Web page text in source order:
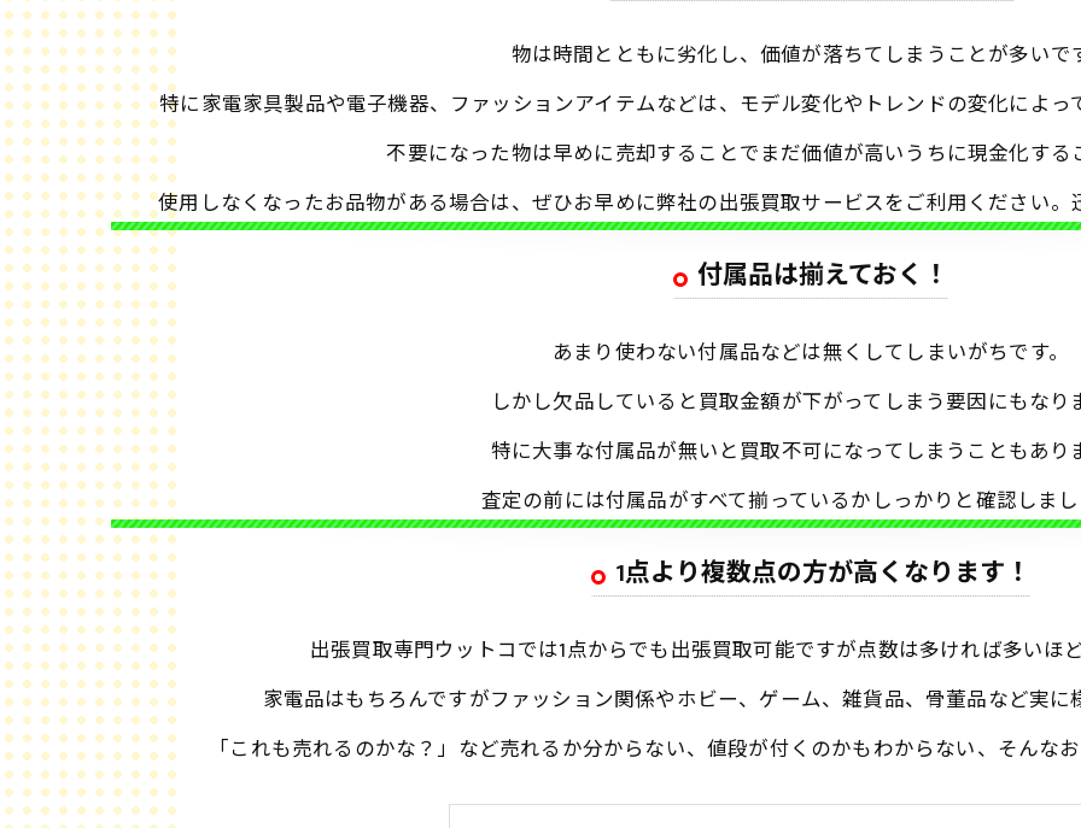
物は時間とともに劣化し、価値が落ちてしまうことが多いで
特に家電家具製品や電子機器、ファッションアイテムなどは、モデル変化やトレンドの変化によ
不要になった物は早めに売却することでまだ価値が高いうちに現金化する
使用しなくなったお品物がある場合は、ぜひお早めに弊社の出張買取サービスをご利用ください
付属品は揃えておく！
あまり使わない付属品などは無くしてしまいがちです。
しかし欠品していると買取金額が下がってしまう要因にもなり
特に大事な付属品が無いと買取不可になってしまうこともあり
査定の前には付属品がすべて揃っているかしっかりと確認しま
1点より複数点の方が高くなります！
出張買取専門ウットコでは1点からでも出張買取可能ですが点数は多ければ多いほ
家電品はもちろんですがファッション関係やホビー、ゲーム、雑貨品、骨董品など実
「これも売れるのかな？」など売れるか分からない、値段が付くのかもわからない、そんな